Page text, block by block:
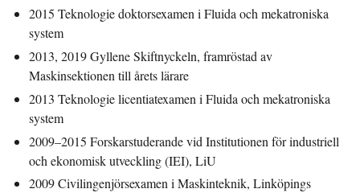
2015 Teknologie doktorsexamen i Fluida och mekatroniska
system
2013, 2019 Gyllene Skiftnyckeln, framröstad av
Maskinsektionen till årets lärare
2013 Teknologie licentiatexamen i Fluida och mekatroniska
system
2009–2015 Forskarstuderande vid Institutionen för industriell
och ekonomisk utveckling (IEI), LiU
2009 Civilingenjörsexamen i Maskinteknik, Linköpings